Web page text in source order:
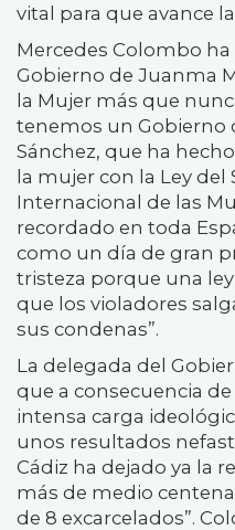
vital para que avance
Mercedes Colombo
Gobierno de Juanma
la Mujer más que
tenemos un Gobierno
Sánchez, que ha
la mujer con la Ley del
Internacional de las
recordado en toda
como un día de gran
tristeza porque una
que los violadores
sus condenas”.
La delegada del
que a consecuencia
intensa carga
unos resultados
Cádiz ha dejado ya la
más de medio
de 8 excarcelados”.